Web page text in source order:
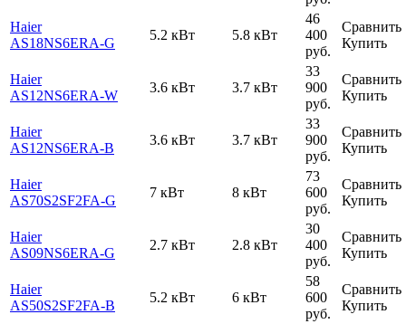
Haier
AS18NS6ERA-G
5.2 кВт 5.8 кВт
46
400
руб.
Сравнить
Купить
Haier
AS12NS6ERA-W
3.6 кВт 3.7 кВт
33
900
руб.
Сравнить
Купить
Haier
AS12NS6ERA-B
3.6 кВт 3.7 кВт
33
900
руб.
Сравнить
Купить
Haier
AS70S2SF2FA-G
7 кВт 8 кВт
73
600
руб.
Сравнить
Купить
Haier
AS09NS6ERA-G
2.7 кВт 2.8 кВт
30
400
руб.
Сравнить
Купить
Haier
AS50S2SF2FA-B
5.2 кВт 6 кВт
58
600
руб.
Сравнить
Купить